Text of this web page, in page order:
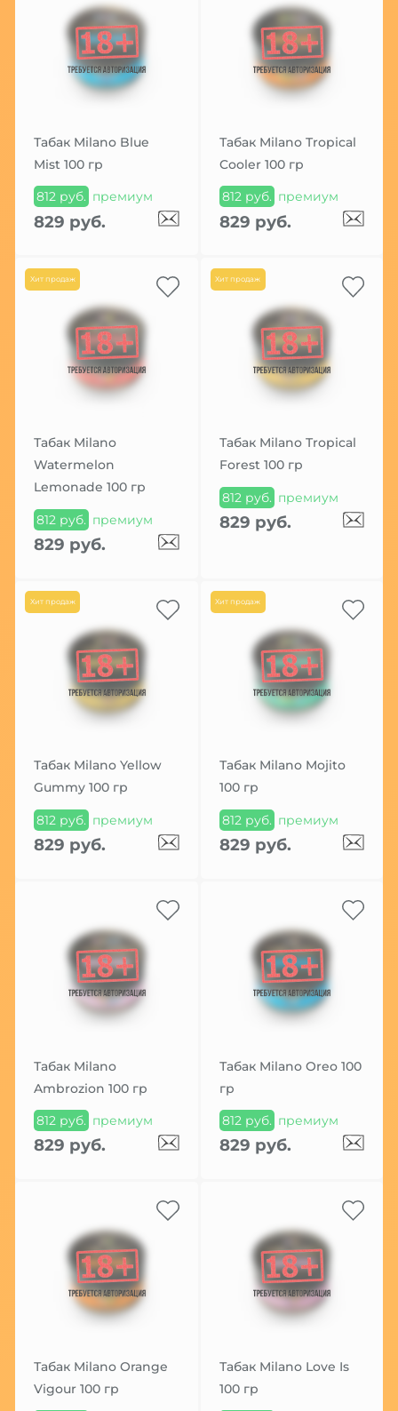
Табак Milano Blue
Mist 100 гр
812 руб. премиум
829 руб.
Табак Milano Tropical
Cooler 100 гр
812 руб. премиум
829 руб.
Хит продаж
Табак Milano
Watermelon
Lemonade 100 гр
812 руб. премиум
829 руб.
Хит продаж
Табак Milano Tropical
Forest 100 гр
812 руб. премиум
829 руб.
Хит продаж
Табак Milano Yellow
Gummy 100 гр
812 руб. премиум
829 руб.
Хит продаж
Табак Milano Mojito
100 гр
812 руб. премиум
829 руб.
Табак Milano
Ambrozion 100 гр
812 руб. премиум
829 руб.
Табак Milano Oreo 100
гр
812 руб. премиум
829 руб.
Табак Milano Orange
Vigour 100 гр
Табак Milano Love Is
100 гр